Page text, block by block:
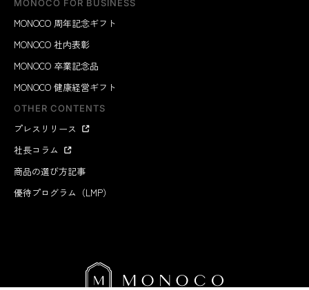
MONOCO FOR BUSINESS
MONOCO 周年記念ギフト
MONOCO 社内表彰
MONOCO 卒業記念品
MONOCO 健康経営ギフト
OTHER CONTENTS
プレスリリース
社長コラム
商品の選び方記事
優待プログラム（LMP）